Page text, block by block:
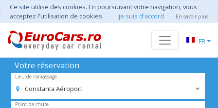
Ce site utilise des cookies. En poursuivant votre navigation, vous
acceptez l'utilisation de cookies.
je suis d'accord En savoir plus
FR
Votre réservation
Lieu de ramassage
Constanta Aéroport
Point de chute